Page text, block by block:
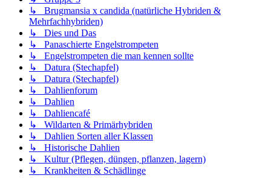
↳ Brugmansia x candida (natürliche Hybriden &
Mehrfachhybriden)
↳ Dies und Das
↳ Panaschierte Engelstrompeten
↳ Engelstrompeten die man kennen sollte
↳ Datura (Stechapfel)
↳ Datura (Stechapfel)
↳ Dahlienforum
↳ Dahlien
↳ Dahliencafé
↳ Wildarten & Primärhybriden
↳ Dahlien Sorten aller Klassen
↳ Historische Dahlien
↳ Kultur (Pflegen, düngen, pflanzen, lagern)
↳ Krankheiten & Schädlinge